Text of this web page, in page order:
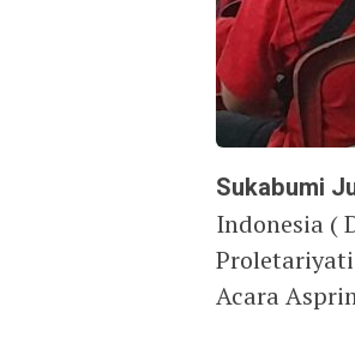
Sukabumi
Indonesia (
Acara